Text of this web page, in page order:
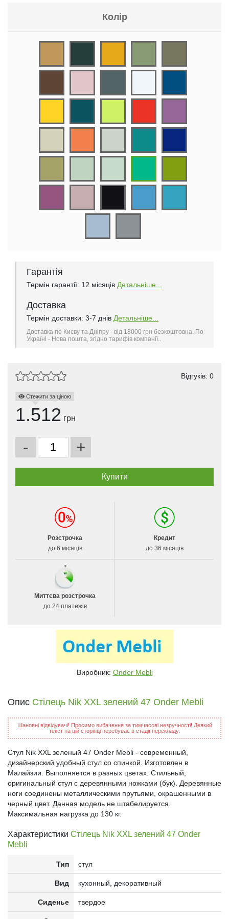
Колір
Гарантія
Термін гарантії: 12 місяців Детальніше...
Доставка
Термін доставки: 3-7 днів Детальніше...
Доставка по Києву та Дніпру - від 18000 грн безкоштовна. По
Україні - Нова пошта, згідно тарифів компанії..
Відгуків: 0
Стежити за ціною
1.512 грн
- +
Розстрочка
до 6 місяців
Кредит
до 36 місяців
Миттєва розстрочка
до 24 платежів
Виробник: Onder Mebli
Опис Стілець Nik XXL зелений 47 Onder Mebli
Шановні відвідувачі! Просимо вибачення за тимчасові незручності! Деякий
текст на цій сторінці перебуває в стадії перекладу.
Стул Nik XXL зеленый 47 Onder Mebli - современный,
дизайнерский удобный стул со спинкой. Изготовлен в
Малайзии. Выполняется в разных цветах. Стильный,
оригинальный стул с деревянными ножками (бук). Деревянные
ноги соединены металлическими прутьями, окрашенными в
черный цвет. Данная модель не штабелируется.
Максимальная нагрузка до 130 кг.
Характеристики Стілець Nik XXL зелений 47 Onder
Mebli
Тип стул
Вид кухонный, декоративный
Сиденье твердое